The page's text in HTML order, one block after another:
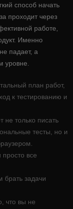
способ начать
проходит через
работе,
Именно
падает, а
уровне.
план работ,
к тестированию и
не только писать
тесты, но и
все
брать задачи
что вы не